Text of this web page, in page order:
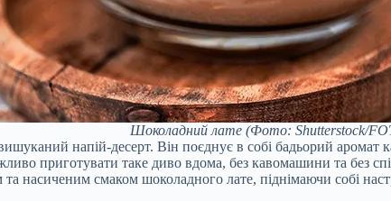
Шоколадний лате(Фото: Shutterstock/
напій-десерт. Він поєднує в собі бадьорий аромат
приготувати таке диво вдома, без кавомашини та без
насиченим смаком шоколадного лате, піднімаючи собі